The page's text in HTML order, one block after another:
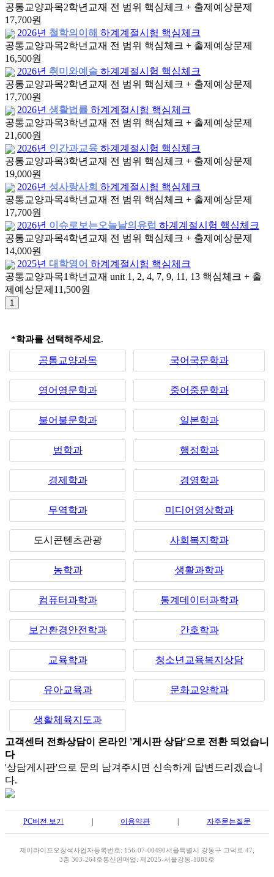
공통교양과목2학년 교재 전 범위 핵심체크 + 출제예상문제
17,700원
2026년 철학의이해 하계계절시험 핵심체크
공통교양과목2학년 교재 전 범위 핵심체크 + 출제예상문제
16,500원
2026년 취미와예술 하계계절시험 핵심체크
공통교양과목2학년 교재 전 범위 핵심체크 + 출제예상문제
17,700원
2026년 생활법률 하계계절시험 핵심체크
공통교양과목3학년 교재 전 범위 핵심체크 + 출제예상문제
21,600원
2026년 인간과교육 하계계절시험 핵심체크
공통교양과목3학년 교재 전 범위 핵심체크 + 출제예상문제
19,000원
2026년 성사랑사회 하계계절시험 핵심체크
공통교양과목4학년 교재 전 범위 핵심체크 + 출제예상문제
17,700원
2026년 이슈로보는오늘날의유럽 하계계절시험 핵심체크
공통교양과목4학년 교재 전 범위 핵심체크 + 출제예상문제
14,000원
2025년 대학영어 하계계절시험 핵심체크
공통교양과목1학년 교재 unit 1, 2, 4, 7, 9, 11, 13 핵심체크 + 출
제예상문제 11,500원
*학과를 선택해주세요.
공통교양과목 국어국문학과
영어영문학과 중어중문학과
불어불문학과 일본학과
법학과 행정학과
경제학과 경영학과
무역학과 미디어영상학과
도시콘텐츠관광 사회복지학과
농학과 생활과학과
컴퓨터과학과 통계데이터과학과
보건환경안전학과 간호학과
교육학과 청소년교육복지상담
유아교육과 문화교양학과
생활체육지도과
고객센터 전화상담이 온라인 '게시판 상담'으로 전환 되었습니
다
'상담게시판'으로 문의 남겨주시면 신속하게 답변드리겠습니
다.
PC버전 보기 이용약관 자주묻는질문
제이라이프 오장석사업자등록번호: 156-07-00490서울특별시 강동구 고덕로 47,
3층 303-264호통신판매업: 제2025-서울강동-1881호